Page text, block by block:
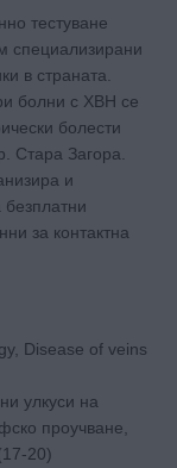
тестуване
специализирани
в страната.
болни с ХВН се
болести
Стара Загора.
и
за контактна
Disease of veins
улкуси на
проучване,
20)